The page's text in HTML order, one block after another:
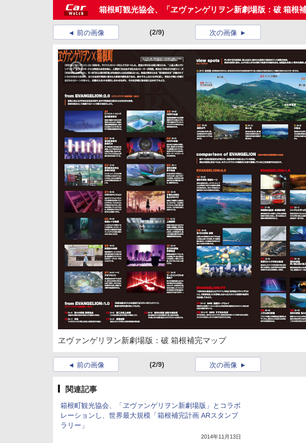
箱根町観光協会、「ヱヴァンゲリヲン新劇場版：破 箱根
前の画像 (2/9) 次の画像
ヱヴァンゲリヲン新劇場版：破 箱根補完マップ
前の画像 (2/9) 次の画像
関連記事
箱根町観光協会、「ヱヴァンゲリヲン新劇場版」とコラボ
レーションし、世界最大規模「箱根補完計画 ARスタンプ
ラリー」
2014年11月13日